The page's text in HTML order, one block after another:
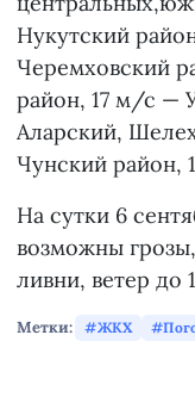
Нукутский
Черемховский
район, 17 м/с —
Аларский,
Чунский район,
На сутки 6
возможны
ливни, ветер до
Метки: ЖКХ